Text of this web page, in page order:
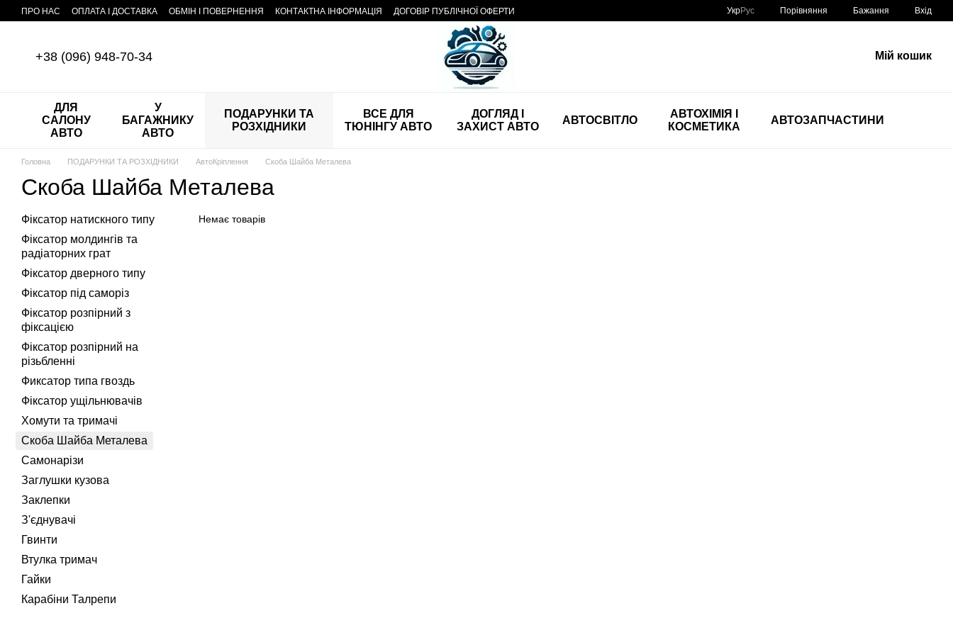
Перейти до основного контенту
ПРО НАС ОПЛАТА І ДОСТАВКА ОБМІН І ПОВЕРНЕННЯ КОНТАКТНА ІНФОРМАЦІЯ ДОГОВІР ПУБЛІЧНОЇ ОФЕРТИ УкрРус Порівняння Бажання Вхід
+38 (096) 948-70-34 Мій кошик
ДЛЯ
САЛОНУ
АВТО
У
БАГАЖНИКУ
АВТО
ПОДАРУНКИ ТА
РОЗХІДНИКИ
ВСЕ ДЛЯ
ТЮНІНГУ АВТО
ДОГЛЯД І
ЗАХИСТ АВТО
АВТОСВІТЛО
АВТОХІМІЯ І
КОСМЕТИКА
АВТОЗАПЧАСТИНИ
Головна ПОДАРУНКИ ТА РОЗХІДНИКИ АвтоКріплення Скоба Шайба Металева
Скоба Шайба Металева
Немає товарів
Фіксатор натискного типу
Фіксатор молдингів та
радіаторних грат
Фіксатор дверного типу
Фіксатор під саморіз
Фіксатор розпірний з
фіксацією
Фіксатор розпірний на
різьбленні
Фиксатор типа гвоздь
Фіксатор ущільнювачів
Хомути та тримачі
Скоба Шайба Металева
Самонарізи
Заглушки кузова
Заклепки
З'єднувачі
Гвинти
Втулка тримач
Гайки
Карабіни Талрепи